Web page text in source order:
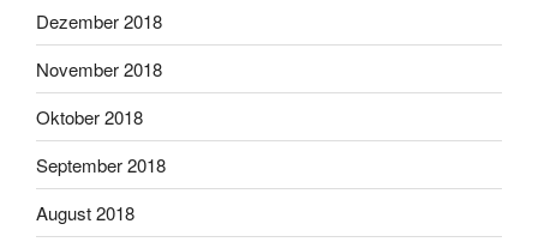
Dezember 2018
November 2018
Oktober 2018
September 2018
August 2018